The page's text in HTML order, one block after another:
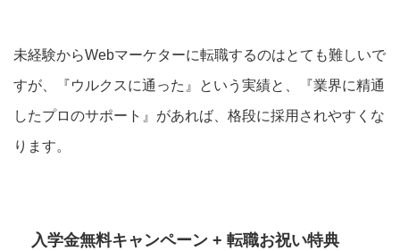
未経験からWebマーケターに転職するのはとても難しいで
すが、『ウルクスに通った』という実績と、『業界に精通
したプロのサポート』があれば、格段に採用されやすくな
ります。
入学金無料キャンペーン + 転職お祝い特典